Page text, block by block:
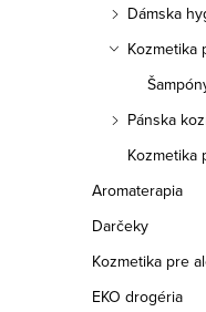
Dámska
Kozmetika
Pánska
Kozmetika
Aromaterapia
Darčeky
Kozmetika pre
EKO drogéria